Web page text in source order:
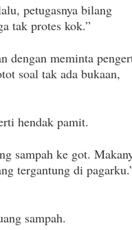
petugasnya bilang
tak protes kok.”
dengan meminta
soal tak ada bukaan,
hendak pamit.
sampah ke got.
tergantung di
sampah.